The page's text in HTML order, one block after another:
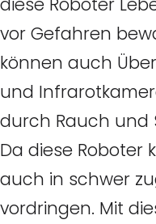
vor Gefahren
können auch
und
durch Rauch und
Da diese Roboter
auch in schwer
vordringen. Mit